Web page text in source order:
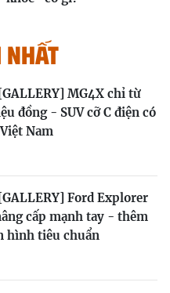
MG4X chỉ từ
đồng - SUV cỡ C điện có
Nam
Ford Explorer
cấp mạnh tay - thêm
hình tiêu chuẩn